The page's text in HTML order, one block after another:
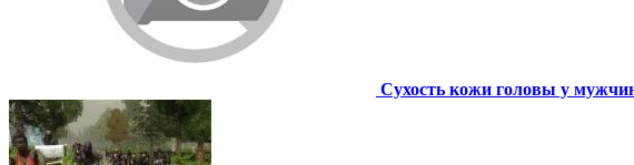
Сухость кожи головы у